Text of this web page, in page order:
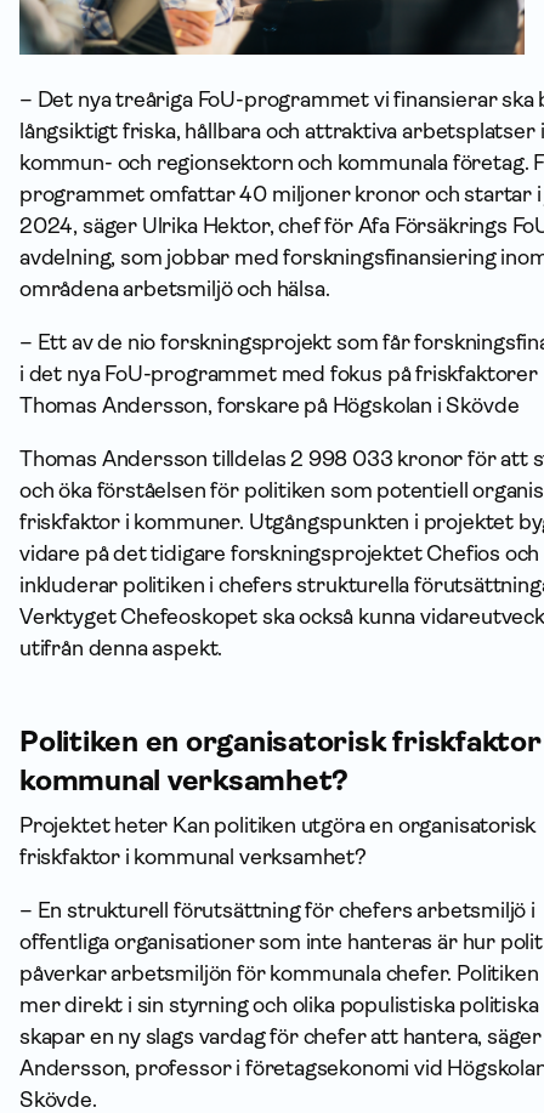
– Det nya treåriga FoU-programmet vi finansierar ska
långsiktigt friska, hållbara och attraktiva arbetsplatser i
kommun- och regionsektorn och kommunala företag.
programmet omfattar 40 miljoner kronor och startar i
2024, säger Ulrika Hektor, chef för Afa Försäkrings
avdelning, som jobbar med forskningsfinansiering
områdena arbetsmiljö och hälsa.
– Ett av de nio forskningsprojekt som får
i det nya FoU-programmet med fokus på friskfaktorer
Thomas Andersson, forskare på Högskolan i Skövde
Thomas Andersson tilldelas 2 998 033 kronor för att
och öka förståelsen för politiken som potentiell
friskfaktor i kommuner. Utgångspunkten i projektet
vidare på det tidigare forskningsprojektet Chefios och
inkluderar politiken i chefers strukturella
Verktyget Chefeoskopet ska också kunna
utifrån denna aspekt.
Politiken en organisatorisk
kommunal verksamhet?
Projektet heter Kan politiken utgöra en organisatorisk
friskfaktor i kommunal verksamhet?
– En strukturell förutsättning för chefers arbetsmiljö i
offentliga organisationer som inte hanteras är hur
påverkar arbetsmiljön för kommunala chefer.
mer direkt i sin styrning och olika populistiska
skapar en ny slags vardag för chefer att hantera,
Andersson, professor i företagsekonomi vid
Skövde.